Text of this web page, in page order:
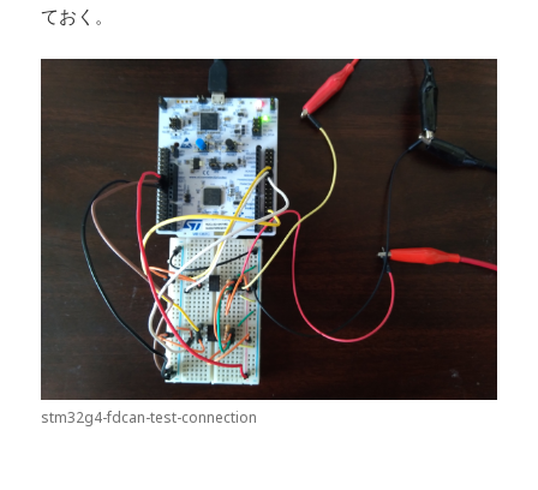
ておく。
stm32g4-fdcan-test-connection